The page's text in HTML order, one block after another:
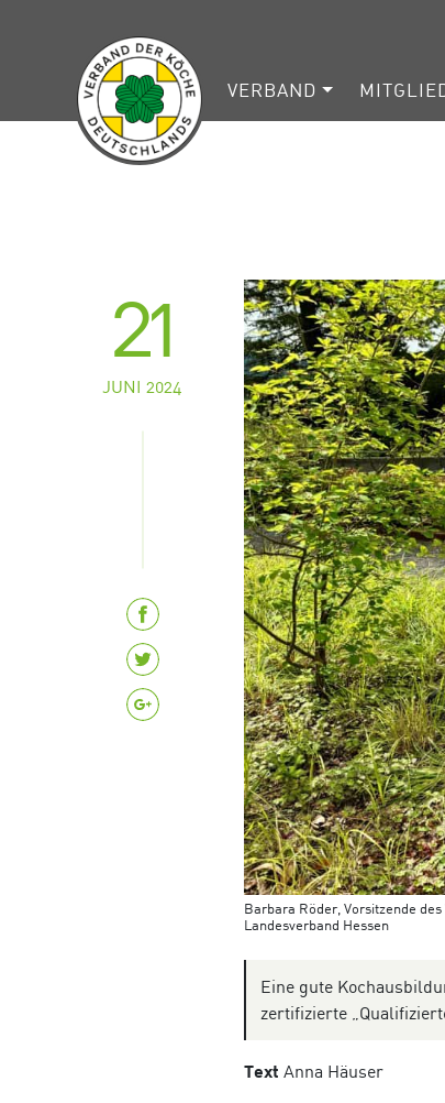
VERBAND
21
JUNI 2024
Barbara Röder, Vorsitzende
Landesverband Hessen
Eine gute
zertifizierte
Text Anna Häuser